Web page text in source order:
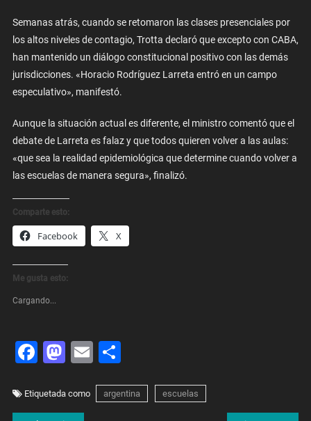
Semanas atrás, cuando se retomaron las clases presenciales por
los altos niveles de contagio, Trotta declaró que excepto con CABA,
han mantenido un diálogo constitucional positivo con las demás
jurisdicciones. «Horacio Rodríguez Larreta entró en un campo
especulativo», manifestó.
Aunque la situación actual es diferente, el ministro comentó que el
debate de Larreta es falaz y que todos quieren volver a las aulas:
«que sea la realidad epidemiológica que determine cuando volver a
las escuelas de manera segura», finalizó.
Comparte esto:
Facebook X
Me gusta esto:
Cargando...
Facebook
Mastodon
EmailShare
Etiquetada como argentina escuelas